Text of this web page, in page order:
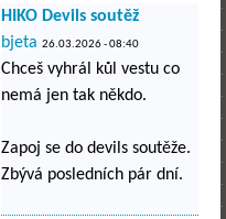
HIKO Devils soutěž
bjeta 26.03.2026 - 08:40
Chceš vyhrál kůl vestu co
nemá jen tak někdo.
Zapoj se do devils soutěže.
Zbývá posledních pár dní.